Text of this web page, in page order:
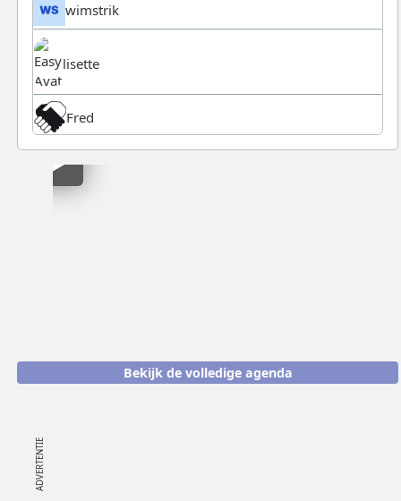
wimstrik
lisette
Fred
Klik
om
Bekijk de volledige agenda